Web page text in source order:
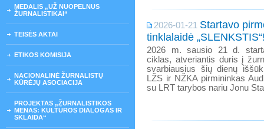
MEDALIS „UŽ NUOPELNUS
ŽURNALISTIKAI“
TEISĖS AKTAI
ETIKOS KOMISIJA
NACIONALINĖ ŽURNALISTŲ
KŪRĖJŲ ASOCIACIJA
PROJEKTAS „ŽURNALISTIKOS
MENAS: KULTŪROS DIALOGAS IR
SKLAIDA“
2026-01-21 Startavo
tinklalaidė
2026 m. sausio 21 d.
ciklas, atveriantis duris į
svarbiausius šių dienų
LŽS ir NŽKA pirmininkas
su LRT tarybos nariu Jonu